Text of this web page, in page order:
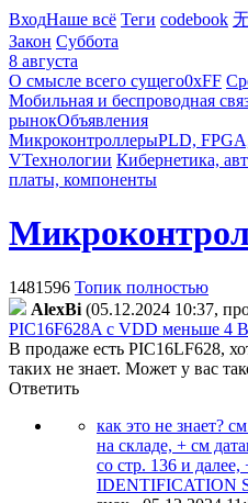
ВходНаше всё Теги codebook
Закон Суббота
8 августа
О смысле всего сущего0xFF
Мобильная и беспроводная
рынокОбъявления
МикроконтроллерыPLD,
VТехнологии Кибернетика,
платы, компоненты
1481596 Топик полностью
AlexBi (05.12.2024 10:37,
PIC16F628A с VDD меньше 4
В продаже есть PIC16LF628,
таких не знает. Может у вас
Ответить
как это не знает?
на складе, + см
со стр. 136 и
IDENTIFICATION